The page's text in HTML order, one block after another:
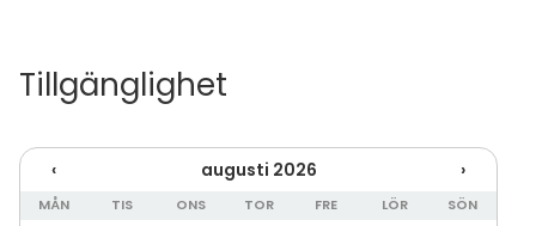
kierrokset voivat käsitellä sairaalan ja psykiatrian
sairaalan puistoa.
Tillgänglighet
‹ augusti 2026 ›
MÅN TIS ONS TOR FRE LÖR SÖN